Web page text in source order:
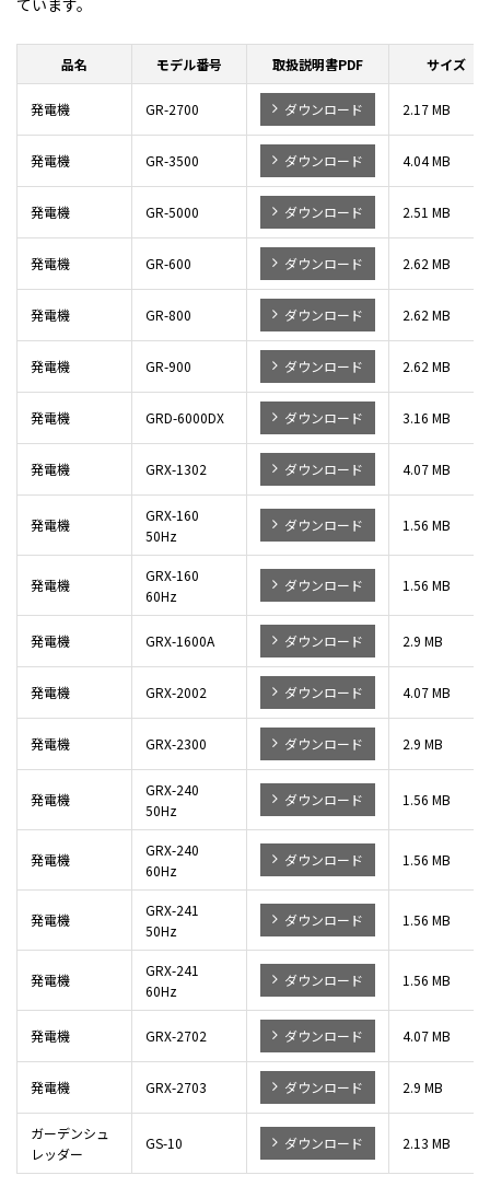
品名 モデル番号 取扱説明書PDF サイズ
発電機 GR-2700 ダウンロード 2.17 MB
発電機 GR-3500 ダウンロード 4.04 MB
発電機 GR-5000 ダウンロード 2.51 MB
発電機 GR-600 ダウンロード 2.62 MB
発電機 GR-800 ダウンロード 2.62 MB
発電機 GR-900 ダウンロード 2.62 MB
発電機 GRD-6000DX ダウンロード 3.16 MB
発電機 GRX-1302 ダウンロード 4.07 MB
発電機
GRX-160
50Hz
ダウンロード 1.56 MB
発電機
GRX-160
60Hz
ダウンロード 1.56 MB
発電機 GRX-1600A ダウンロード 2.9 MB
発電機 GRX-2002 ダウンロード 4.07 MB
発電機 GRX-2300 ダウンロード 2.9 MB
発電機
GRX-240
50Hz
ダウンロード 1.56 MB
発電機
GRX-240
60Hz
ダウンロード 1.56 MB
発電機
GRX-241
50Hz
ダウンロード 1.56 MB
発電機
GRX-241
60Hz
ダウンロード 1.56 MB
発電機 GRX-2702 ダウンロード 4.07 MB
発電機 GRX-2703 ダウンロード 2.9 MB
ガーデンシュ
レッダー
GS-10 ダウンロード 2.13 MB